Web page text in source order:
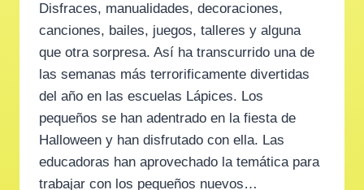
Disfraces, manualidades, decoraciones,
canciones, bailes, juegos, talleres y alguna
que otra sorpresa. Así ha transcurrido una de
las semanas más terrorificamente divertidas
del año en las escuelas Lápices. Los
pequeños se han adentrado en la fiesta de
Halloween y han disfrutado con ella. Las
educadoras han aprovechado la temática para
trabajar con los pequeños nuevos…